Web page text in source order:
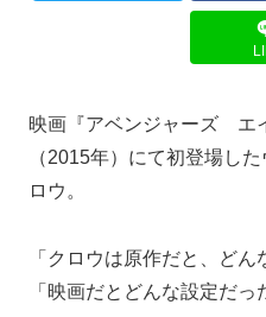
映画『アベンジャーズ エ
（2015年）にて初登場し
ロウ。
「クロウは原作だと、どん
「映画だとどんな設定だっ